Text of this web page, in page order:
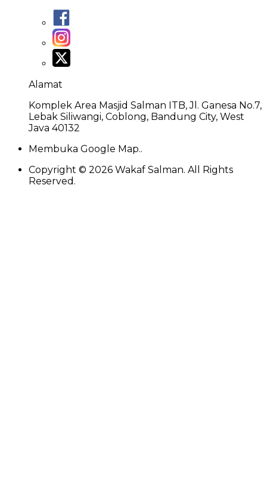
Alamat
Komplek Area Masjid Salman ITB, Jl. Ganesa No.7,
Lebak Siliwangi, Coblong, Bandung City, West
Java 40132
Membuka Google Map..
Copyright © 2026 Wakaf Salman. All Rights
Reserved.